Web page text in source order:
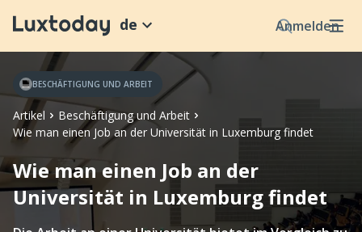
Anmelden
de
Artikel
Beschäftigung und Arbeit
Wie man einen Job an der Universität in Luxemburg findet
BESCHÄFTIGUNG UND ARBEIT
Wie man einen Job an der
Universität in Luxemburg findet